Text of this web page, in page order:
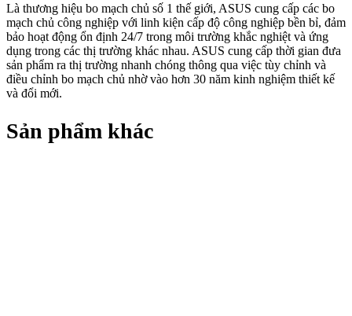
Là thương hiệu bo mạch chủ số 1 thế giới, ASUS cung cấp các bo
mạch chủ công nghiệp với linh kiện cấp độ công nghiệp bền bỉ, đảm
bảo hoạt động ổn định 24/7 trong môi trường khắc nghiệt và ứng
dụng trong các thị trường khác nhau. ASUS cung cấp thời gian đưa
sản phẩm ra thị trường nhanh chóng thông qua việc tùy chỉnh và
điều chỉnh bo mạch chủ nhờ vào hơn 30 năm kinh nghiệm thiết kế
và đổi mới.
Sản phẩm khác